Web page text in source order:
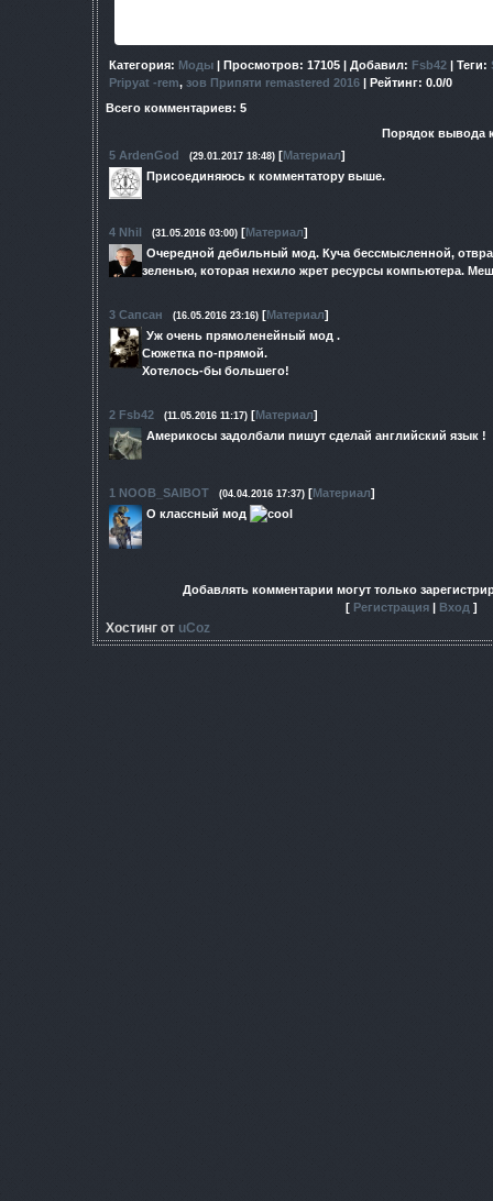
Категория: Моды | Просмотров: 17105 | Добавил: Fsb42 | Теги:
Pripyat -rem, зов Припяти remastered 2016 | Рейтинг: 0.0/0
Всего комментариев: 5
Порядок вывода
5 ArdenGod (29.01.2017 18:48) [Материал]
Присоединяюсь к комментатору выше.
4 Nhil (31.05.2016 03:00) [Материал]
Очередной дебильный мод. Куча бессмысленной,
зеленью, которая нехило жрет ресурсы компьютера.
3 Сапсан (16.05.2016 23:16) [Материал]
Уж очень прямоленейный мод .
Сюжетка по-прямой.
Хотелось-бы большего!
2 Fsb42 (11.05.2016 11:17) [Материал]
Америкосы задолбали пишут сделай английский язык !
1 NOOB_SAIBOT (04.04.2016 17:37) [Материал]
О классный мод
Добавлять комментарии могут только
[ Регистрация | Вход ]
Хостинг от uCoz